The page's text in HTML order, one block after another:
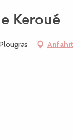
Keroué
Anfahrt